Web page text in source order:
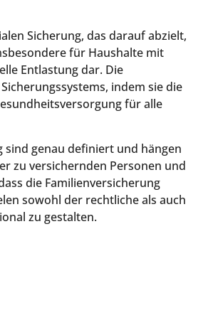
Sicherung, das darauf abzielt,
für Haushalte mit
Entlastung dar. Die
indem sie die
für alle
genau definiert und hängen
zu versichernden Personen und
die Familienversicherung
sowohl der rechtliche als auch
zu gestalten.